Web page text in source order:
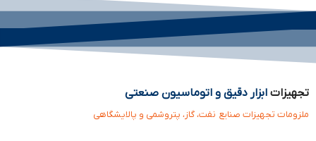
تجهیزات ابزار دقیق و اتوماسیون صنعتی
ملزومات تجهیزات صنایع نفت، گاز، پتروشمی و پالایشگاهی